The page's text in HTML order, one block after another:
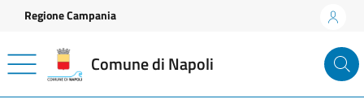
Vai ai contenuti
Vai al footer
Regione Campania
Comune di Napoli